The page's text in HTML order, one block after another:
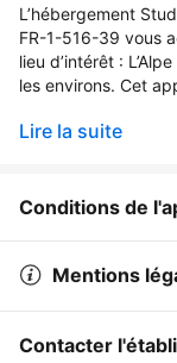
L’hébergement
FR-1-516-39 vous
lieu d’intérêt :
les environs. Cet
Lire la suite
Conditions de
Mentions
Contacter